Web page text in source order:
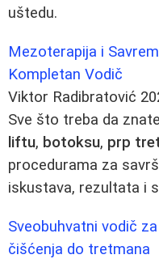
uštedu.
Mezoterapija i
Kompletan Vodič
Viktor Radibratović
Sve što treba da
liftu, botoksu, prp
procedurama za
iskustava, rezultata i
Sveobuhvatni vodič
čišćenja do tretmana